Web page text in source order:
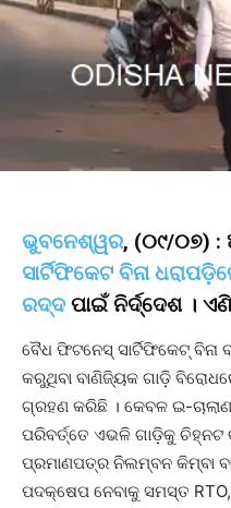
ଭୁବନେଶ୍ୱର, (୦୯/୦୭)
ସାର୍ଟିଫିକେଟ ବିନା
ରଦ୍ଦ ପାଇଁ ନିର୍ଦ୍ଦେଶ ।
ବୈଧ ଫିଟନେସ୍ ସାର୍ଟିଫିକେଟ୍ ବିନା
କରୁଥିବା ବାଣିଜ୍ୟିକ ଗାଡ଼ି
ଗ୍ରହଣ କରିଛି । କେବଳ ଇ-
ପରିବର୍ତ୍ତେ ଏଭଳି ଗାଡ଼ିକୁ ଚିହ୍ନଟ
ପ୍ରମାଣପତ୍ର ନିଲମ୍ବନ କିମ୍ବା
ପଦକ୍ଷେପ ନେବାକୁ ସମସ୍ତ